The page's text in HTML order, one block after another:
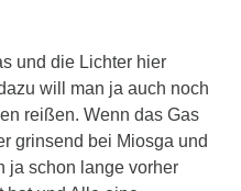
und die Lichter hier
will man ja auch noch
reißen. Wenn das Gas
grinsend bei Miosga und
ja schon lange vorher